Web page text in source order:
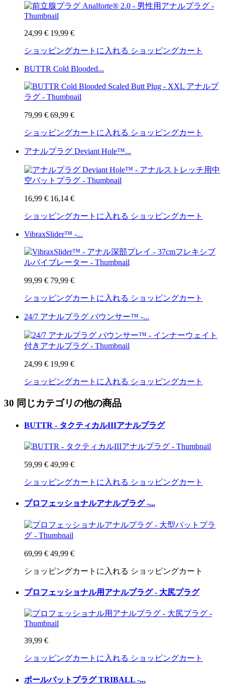
24,99 € 19,99 €
ショッピングカートに入れる ショッピングカート
BUTTR Cold Blooded...
79,99 € 69,99 €
ショッピングカートに入れる ショッピングカート
アナルプラグ Deviant Hole™...
16,99 € 16,14 €
ショッピングカートに入れる ショッピングカート
VibraxSlider™ -...
99,99 € 79,99 €
ショッピングカートに入れる ショッピングカート
24/7 アナルプラグ バウンサー™ -...
24,99 € 19,99 €
ショッピングカートに入れる ショッピングカート
30 同じカテゴリの他の商品
BUTTR - タクティカルIIIアナルプラグ
59,99 € 49,99 €
ショッピングカートに入れる ショッピングカート
プロフェッショナルアナルプラグ -...
69,99 € 49,99 €
ショッピングカートに入れる ショッピングカート
プロフェッショナル用アナルプラグ - 大尻プラグ
39,99 €
ショッピングカートに入れる ショッピングカート
ボールバットプラグ TRIBALL -...